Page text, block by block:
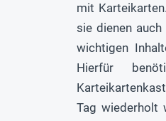
mit
sie dienen
wichtigen
Hierfür
Tag wiederholt